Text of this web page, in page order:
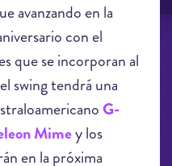
avanzando en la
con el
que se incorporan al
swing tendrá una
G-
Mimey los
en la próxima